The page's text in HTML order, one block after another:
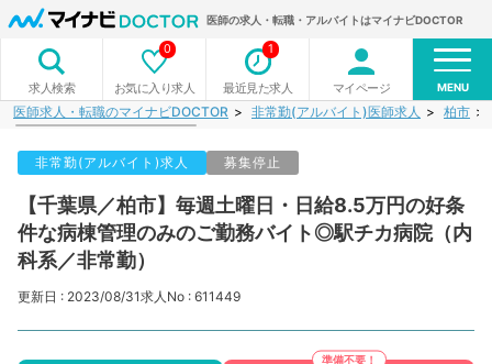
医師の求人・転職・アルバイトはマイナビDOCTOR
求人検索 お気に入り求人
0
最近見た求人
1
マイページ MENU
医師求人・転職のマイナビDOCTOR 非常勤(アルバイト)医師求人 柏市
非常勤(アルバイト)求人 募集停止
【千葉県／柏市】毎週土曜日・日給8.5万円の好条
件な病棟管理のみのご勤務バイト◎駅チカ病院（内
科系／非常勤）
更新日 : 2023/08/31求人No : 611449